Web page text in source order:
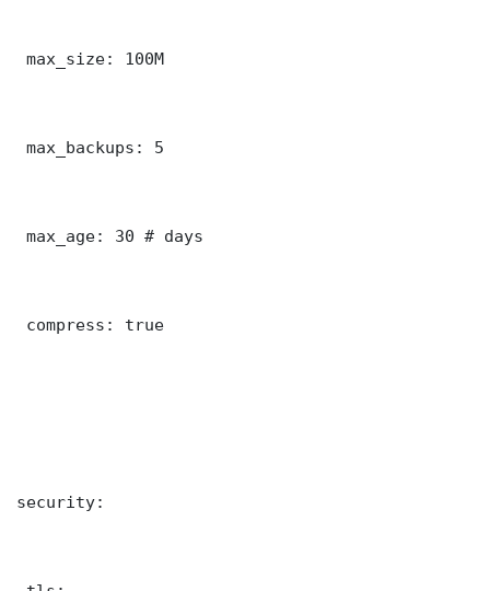
max_size: 100M
max_backups: 5
max_age: 30 # days
compress: true
security: